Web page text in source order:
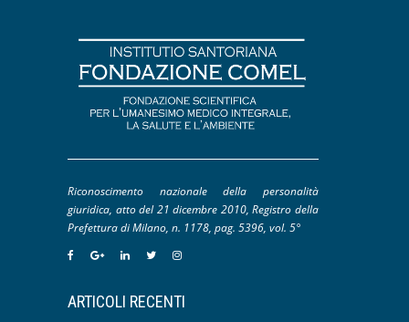
Riconoscimento nazionale della personalità
giuridica, atto del 21 dicembre 2010, Registro della
Prefettura di Milano, n. 1178, pag. 5396, vol. 5°
ARTICOLI RECENTI